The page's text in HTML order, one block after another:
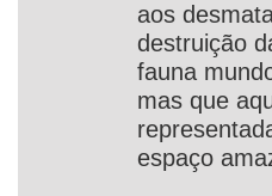
aos
destruição
fauna
mas que
espaço